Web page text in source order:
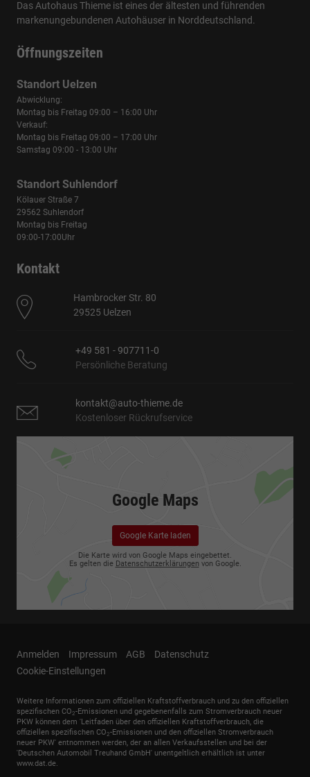
Das Autohaus Thieme ist eines der ältesten und führenden
markenungebundenen Autohäuser in Norddeutschland.
Öffnungszeiten
Standort Uelzen
Abwicklung:
Montag bis Freitag 09:00 – 16:00 Uhr
Verkauf:
Montag bis Freitag 09:00 – 17:00 Uhr
Samstag 09:00 - 13:00 Uhr
Standort Suhlendorf
Kölauer Straße 7
29562 Suhlendorf
Montag bis Freitag
09:00-17:00Uhr
Kontakt
Hambrocker Str. 80
29525 Uelzen
+49 581 - 907711-0
Persönliche Beratung
kontakt@auto-thieme.de
Kostenloser Rückrufservice
Google Maps
Google Karte laden
Die Karte wird von Google Maps eingebettet.
Es gelten die Datenschutzerklärungen von Google.
Anmelden Impressum AGB
Datenschutz
Cookie-Einstellungen
Weitere Informationen zum offiziellen Kraftstoffverbrauch und zu den offiziellen
spezifischen CO2-Emissionen und gegebenenfalls zum Stromverbrauch neuer
PKW können dem 'Leitfaden über den offiziellen Kraftstoffverbrauch, die
offiziellen spezifischen CO2-Emissionen und den offiziellen Stromverbrauch
neuer PKW' entnommen werden, der an allen Verkaufsstellen und bei der
'Deutschen Automobil Treuhand GmbH' unentgeltlich erhältlich ist unter
www.dat.de.